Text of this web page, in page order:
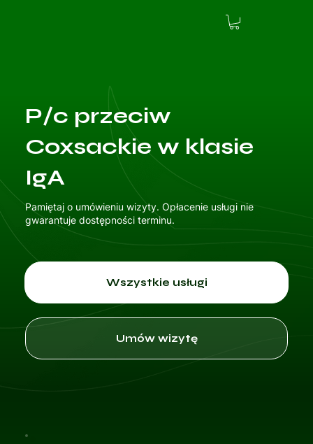
P/c przeciw
Coxsackie w klasie
IgA
Pamiętaj o umówieniu wizyty. Opłacenie usługi nie
gwarantuje dostępności terminu.
Wszystkie usługi
Umów wizytę